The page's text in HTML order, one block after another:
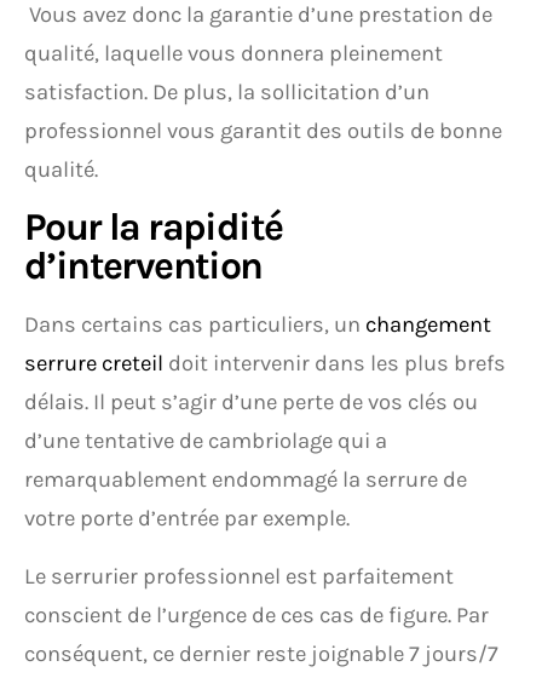
Vous avez donc la garantie d’une prestation de
qualité, laquelle vous donnera pleinement
satisfaction. De plus, la sollicitation d’un
professionnel vous garantit des outils de bonne
qualité.
Pour la rapidité
d’intervention
Dans certains cas particuliers, un changement
serrure creteil doit intervenir dans les plus brefs
délais. Il peut s’agir d’une perte de vos clés ou
d’une tentative de cambriolage qui a
remarquablement endommagé la serrure de
votre porte d’entrée par exemple.
Le serrurier professionnel est parfaitement
conscient de l’urgence de ces cas de figure. Par
conséquent, ce dernier reste joignable 7 jours/7